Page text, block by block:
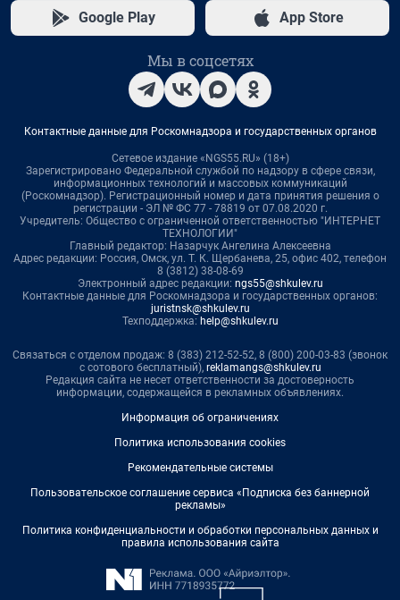
Google Play App Store
Мы в соцсетях
Контактные данные для Роскомнадзора и государственных органов
Сетевое издание «NGS55.RU» (18+)
Зарегистрировано Федеральной службой по надзору в сфере связи,
информационных технологий и массовых коммуникаций
(Роскомнадзор). Регистрационный номер и дата принятия решения о
регистрации - ЭЛ № ФС 77 - 78819 от 07.08.2020 г.
Учредитель: Общество с ограниченной ответственностью "ИНТЕРНЕТ
ТЕХНОЛОГИИ"
Главный редактор: Назарчук Ангелина Алексеевна
Адрес редакции: Россия, Омск, ул. Т. К. Щербанева, 25, офис 402, телефон
8 (3812) 38-08-69
Электронный адрес редакции: ngs55@shkulev.ru
Контактные данные для Роскомнадзора и государственных органов:
juristnsk@shkulev.ru
Техподдержка: help@shkulev.ru
Связаться с отделом продаж: 8 (383) 212-52-52, 8 (800) 200-03-83 (звонок
с сотового бесплатный), reklamangs@shkulev.ru
Редакция сайта не несет ответственности за достоверность
информации, содержащейся в рекламных объявлениях.
Информация об ограничениях
Политика использования cookies
Рекомендательные системы
Пользовательское соглашение сервиса «Подписка без баннерной
рекламы»
Политика конфиденциальности и обработки персональных данных и
правила использования сайта